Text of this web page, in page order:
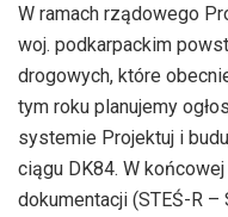
W ramach rządowego
woj. podkarpackim
drogowych, które
tym roku planujemy
systemie Projektuj i
ciągu DK84. W
dokumentacji (STEŚ-R